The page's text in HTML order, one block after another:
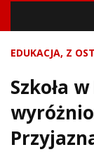
EDUKACJA, Z
Szkoła